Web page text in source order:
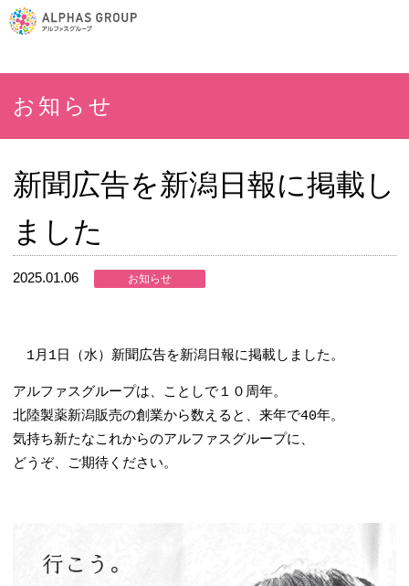
お知らせ
新聞広告を新潟日報に掲載し
ました
2025.01.06 お知らせ
1月1日（水）新聞広告を新潟日報に掲載しました。
アルファスグループは、ことしで１０周年。
北陸製薬新潟販売の創業から数えると、来年で40年。
気持ち新たなこれからのアルファスグループに、
どうぞ、ご期待ください。